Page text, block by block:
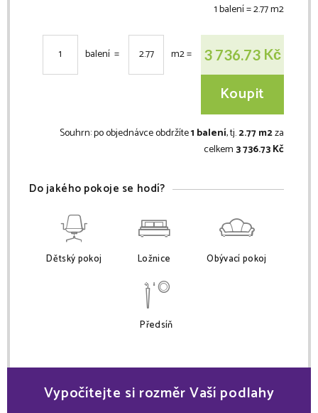
1 balení =2.77m2
balení = m2= 3 736.73 Kč
Koupit
Souhrn:po objednávce obdržíte1 balení, tj.2.77 m2za
celkem3 736.73 Kč
Do jakého pokoje se hodí?
Dětský pokoj Ložnice Obývací pokoj
Předsíň
Vypočítejte si rozměr Vaší podlahy